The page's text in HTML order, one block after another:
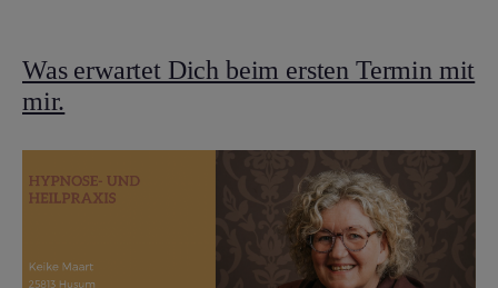
Was erwartet Dich beim ersten Termin mit
mir.